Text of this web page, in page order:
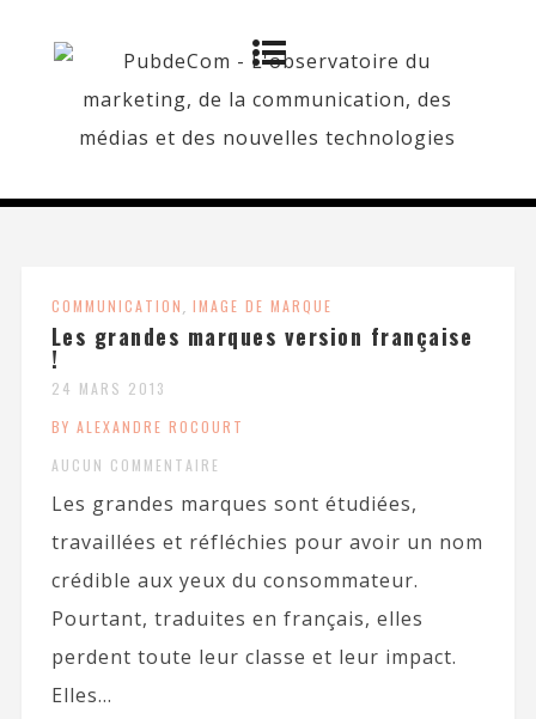
COMMUNICATION, IMAGE DE MARQUE
Les grandes marques version française
!
24 MARS 2013
BY ALEXANDRE ROCOURT
AUCUN COMMENTAIRE
Les grandes marques sont étudiées,
travaillées et réfléchies pour avoir un nom
crédible aux yeux du consommateur.
Pourtant, traduites en français, elles
perdent toute leur classe et leur impact.
Elles...